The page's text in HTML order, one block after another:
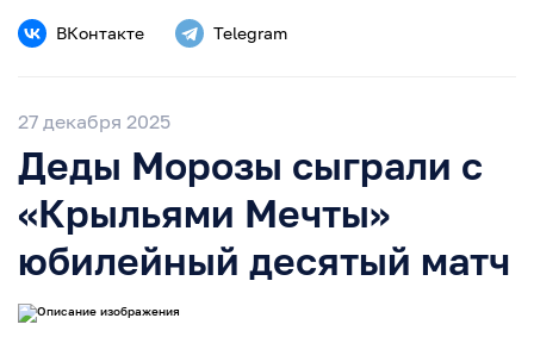
ВКонтакте Telegram
27 декабря 2025
Деды Морозы сыграли с
«Крыльями Мечты»
юбилейный десятый матч